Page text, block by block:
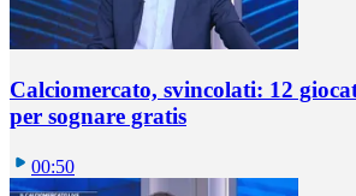
Calciomercato, svincolati: 12
per sognare gratis
00:50